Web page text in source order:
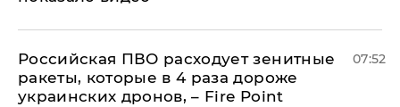
Российская ПВО расходует зенитные
ракеты, которые в 4 раза дороже
украинских дронов, – Fire Point
07:52